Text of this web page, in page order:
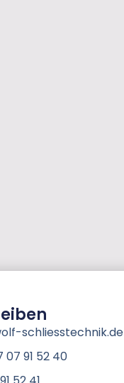
schliesstechnik.de
91 52 40